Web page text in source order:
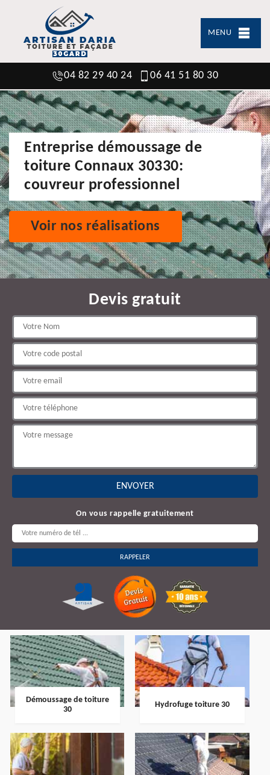
MENU
04 82 29 40 24 06 41 51 80 30
Entreprise démoussage de
toiture Connaux 30330:
couvreur professionnel
Voir nos réalisations
Devis gratuit
On vous rappelle gratuitement
Démoussage de toiture
30
Hydrofuge toiture 30